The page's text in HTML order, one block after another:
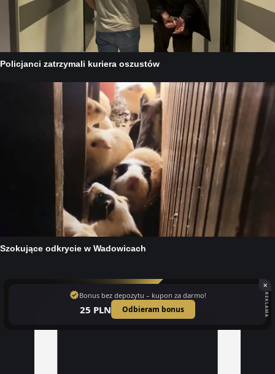
✕
verifiedBonus bez depozytu – kupon za darmo!
25 PLN Odbieram bonus REKLAMA